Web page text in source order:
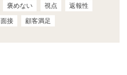
褒めない 視点
返報性
面接 顧客満足